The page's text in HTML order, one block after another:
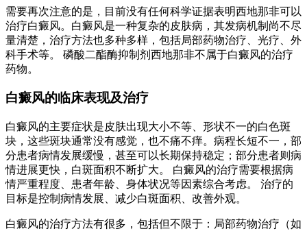
需要再次注意的是，目前没有任何科学证据表明西地那非可以
治疗白癜风。白癜风是一种复杂的皮肤病，其发病机制尚不尽
量清楚，治疗方法也多种多样，包括局部药物治疗、光疗、外
科手术等。 磷酸二酯酶抑制剂西地那非不属于白癜风的治疗
药物。
白癜风的临床表现及治疗
白癜风的主要症状是皮肤出现大小不等、形状不一的白色斑
块，这些斑块通常没有感觉，也不痛不痒。病程长短不一，部
分患者病情发展缓慢，甚至可以长期保持稳定；部分患者则病
情进展更快，白斑面积不断扩大。 白癜风的治疗需要根据病
情严重程度、患者年龄、身体状况等因素综合考虑。 治疗的
目标是控制病情发展、减少白斑面积、改善外观。
白癜风的治疗方法有很多，包括但不限于：局部药物治疗（如